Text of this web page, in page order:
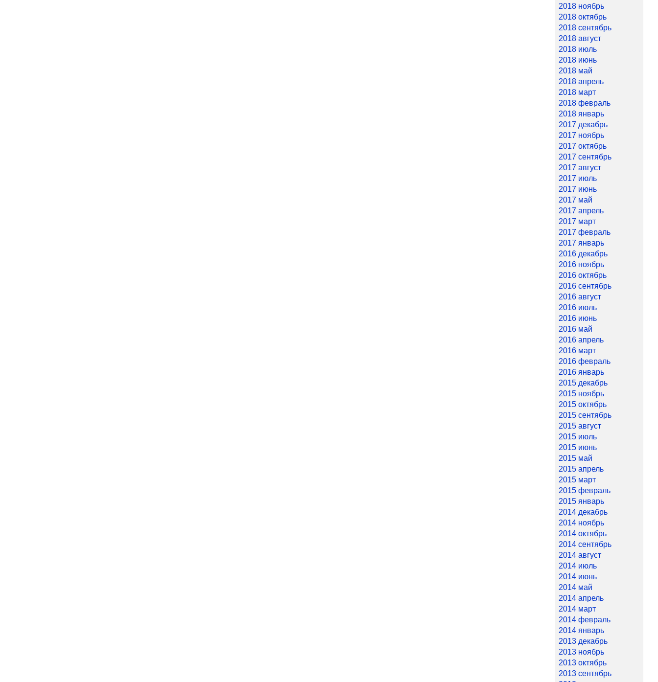
2018 ноябрь
2018 октябрь
2018 сентябрь
2018 август
2018 июль
2018 июнь
2018 май
2018 апрель
2018 март
2018 февраль
2018 январь
2017 декабрь
2017 ноябрь
2017 октябрь
2017 сентябрь
2017 август
2017 июль
2017 июнь
2017 май
2017 апрель
2017 март
2017 февраль
2017 январь
2016 декабрь
2016 ноябрь
2016 октябрь
2016 сентябрь
2016 август
2016 июль
2016 июнь
2016 май
2016 апрель
2016 март
2016 февраль
2016 январь
2015 декабрь
2015 ноябрь
2015 октябрь
2015 сентябрь
2015 август
2015 июль
2015 июнь
2015 май
2015 апрель
2015 март
2015 февраль
2015 январь
2014 декабрь
2014 ноябрь
2014 октябрь
2014 сентябрь
2014 август
2014 июль
2014 июнь
2014 май
2014 апрель
2014 март
2014 февраль
2014 январь
2013 декабрь
2013 ноябрь
2013 октябрь
2013 сентябрь